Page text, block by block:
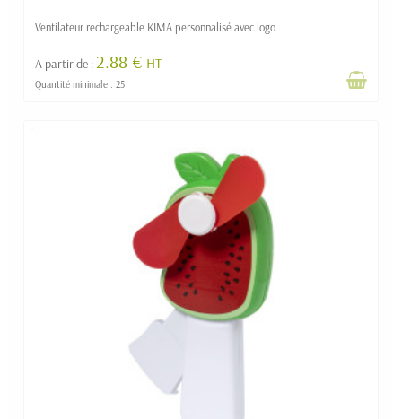
Ventilateur rechargeable KIMA personnalisé avec logo
A partir de :2.88 € HT
Quantité minimale : 25